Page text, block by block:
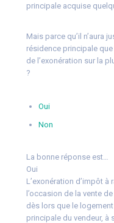
principale acquise
Mais parce qu’il n’aura
résidence principale
de l’exonération sur la
?
Oui
Non
La bonne réponse est…
Oui
L’exonération d’impôt
l’occasion de la vente
dès lors que le
principale du vendeur, à